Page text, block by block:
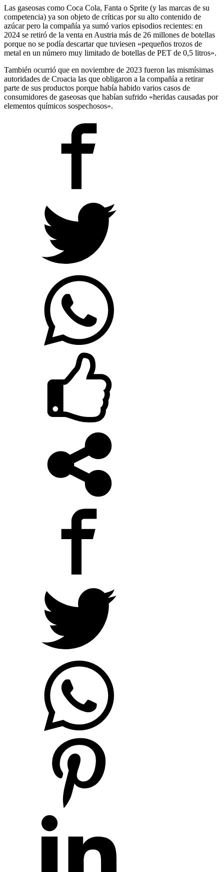
Las gaseosas como Coca Cola, Fanta o Sprite (y las marcas de su
competencia) ya son objeto de críticas por su alto contenido de
azúcar pero la compañía ya sumó varios episodios recientes: en
2024 se retiró de la venta en Austria más de 26 millones de botellas
porque no se podía descartar que tuviesen «pequeños trozos de
metal en un número muy limitado de botellas de PET de 0,5 litros».
También ocurrió que en noviembre de 2023 fueron las mismísimas
autoridades de Croacia las que obligaron a la compañía a retirar
parte de sus productos porque había habido varios casos de
consumidores de gaseosas que habían sufrido «heridas causadas por
elementos químicos sospechosos».